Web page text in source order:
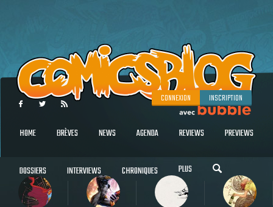
CONNEXION INSCRIPTION
HOME BRÈVES NEWS AGENDA REVIEWS PREVIEWS
DOSSIERS INTERVIEWS CHRONIQUES PLUS